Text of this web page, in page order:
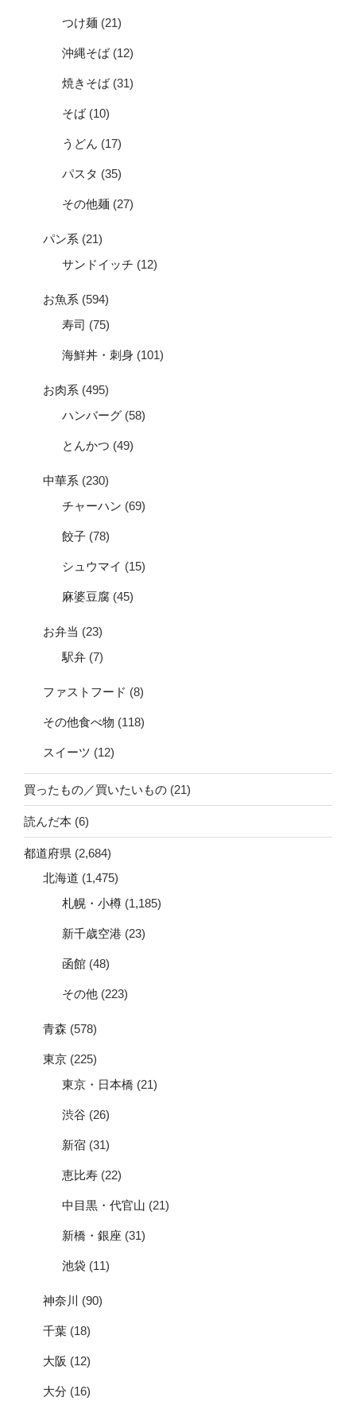
つけ麺 (21)
沖縄そば(12)
焼きそば(31)
そば(10)
うどん (17)
パスタ (35)
その他麺 (27)
パン系 (21)
サンドイッチ (12)
お魚系 (594)
寿司 (75)
海鮮丼・刺身 (101)
お肉系 (495)
ハンバーグ (58)
とんかつ (49)
中華系 (230)
チャーハン (69)
餃子 (78)
シュウマイ (15)
麻婆豆腐 (45)
お弁当 (23)
駅弁 (7)
ファストフード (8)
その他食べ物 (118)
スイーツ (12)
買ったもの／買いたいもの (21)
読んだ本 (6)
都道府県 (2,684)
北海道 (1,475)
札幌・小樽 (1,185)
新千歳空港 (23)
函館 (48)
その他 (223)
青森 (578)
東京 (225)
東京・日本橋 (21)
渋谷 (26)
新宿 (31)
恵比寿 (22)
中目黒・代官山 (21)
新橋・銀座 (31)
池袋 (11)
神奈川 (90)
千葉 (18)
大阪 (12)
大分 (16)